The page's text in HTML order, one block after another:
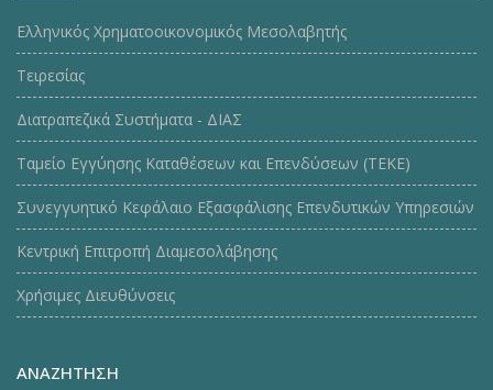
Ελληνικός Χρηματοοικονομικός Μεσολαβητής
Τειρεσίας
Διατραπεζικά Συστήματα - ΔΙΑΣ
Ταμείο Εγγύησης Καταθέσεων και Επενδύσεων (ΤΕΚE)
Συνεγγυητικό Κεφάλαιο Εξασφάλισης Επενδυτικών Υπηρεσιών
Κεντρική Επιτροπή Διαμεσολάβησης
Χρήσιμες Διευθύνσεις
ΑΝΑΖΗΤΗΣΗ